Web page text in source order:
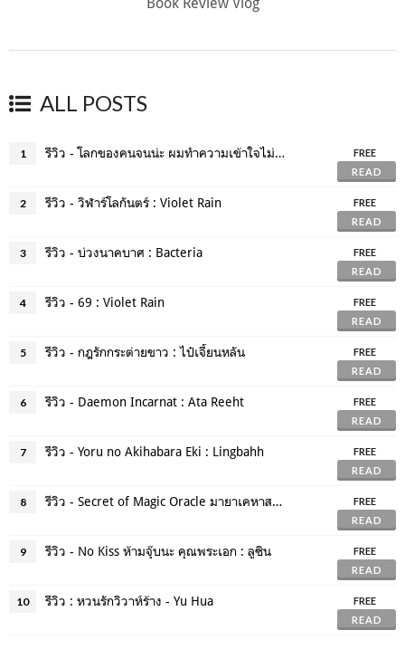
ALL POSTS
1 รีวิว - โลกของคนจนน่ะ ผมทำความเข้าใจไม่ไหวหรอก : Violet Rain
FREE
READ
2 รีวิว - วิฬาร์โลกันตร์ : Violet Rain
FREE
READ
3 รีวิว - บ่วงนาคบาศ : Bacteria
FREE
READ
4 รีวิว - 69 : Violet Rain
FREE
READ
5 รีวิว - กฎรักกระต่ายขาว : ไป๋เจี้ยนหลัน
FREE
READ
6 รีวิว - Daemon Incarnat : Ata Reeht
FREE
READ
7 รีวิว - Yoru no Akihabara Eki : Lingbahh
FREE
READ
8 รีวิว - Secret of Magic Oracle มายาเคหาสน์ตุ๊กตา : Lingbahh
FREE
READ
9 รีวิว - No Kiss ห้ามจุ๊บนะ คุณพระเอก : ลูซิน
FREE
READ
10 รีวิว : หวนรักวิวาห์ร้าง - Yu Hua
FREE
READ